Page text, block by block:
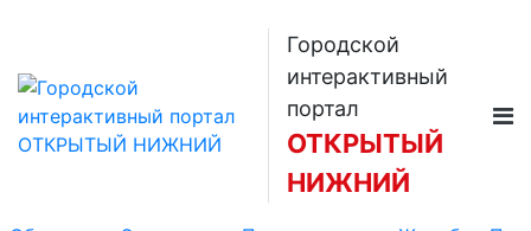
Городской
интерактивный
портал
ОТКРЫТЫЙ
НИЖНИЙ